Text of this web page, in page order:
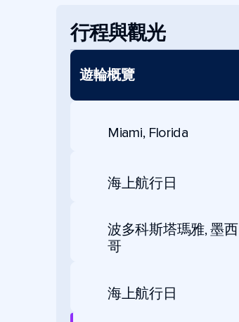
行程與觀光
遊輪概覽
Miami, Florida
海上航行日
波多科斯塔瑪雅, 墨西
哥
海上航行日